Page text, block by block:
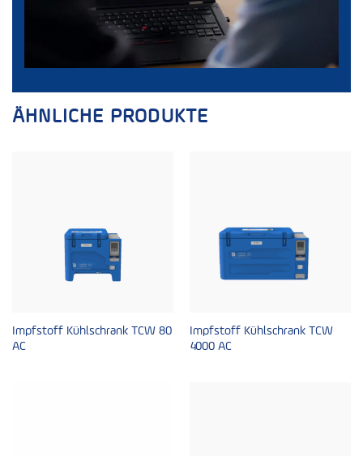
ÄHNLICHE PRODUKTE
Impfstoff Kühlschrank TCW 80
AC
Impfstoff Kühlschrank TCW
4000 AC